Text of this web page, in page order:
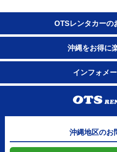
OTSレンタカーの
沖縄をお得に
インフォメ
沖縄地区のお